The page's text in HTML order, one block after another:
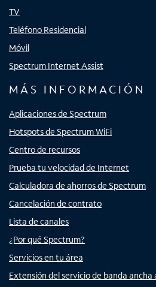
TV
Teléfono Residencial
Móvil
Spectrum Internet Assist
MÁS INFORMACIÓN
Aplicaciones de Spectrum
Hotspots de Spectrum WiFi
Centro de recursos
Prueba tu velocidad de Internet
Calculadora de ahorros de Spectrum
Cancelación de contrato
Lista de canales
¿Por qué Spectrum?
Servicios en tu área
Extensión del servicio de banda ancha